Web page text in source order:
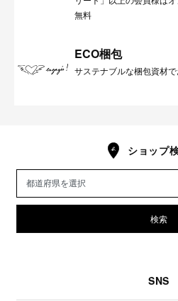
無料
ECO梱包
サステナブルな梱包資材
ショップ
検索
SNS